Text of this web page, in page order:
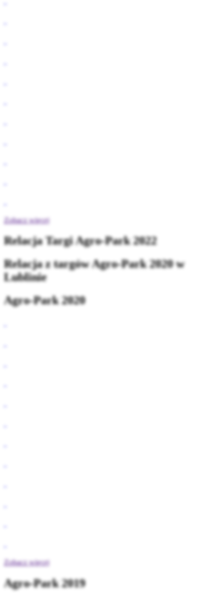
Zobacz więcej
Relacja Targi Agro-Park 2022
Relacja z targów Agro-Park 2020 w
Lublinie
Agro-Park 2020
Zobacz więcej
Agro-Park 2019